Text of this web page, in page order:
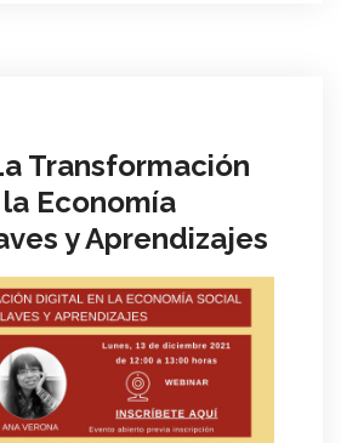
Transformación
Economía
y Aprendizajes